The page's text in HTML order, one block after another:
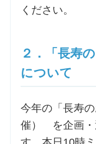
ご利用にあたって
ください。
２．「長寿
について
今年の「長寿
催） を企画・